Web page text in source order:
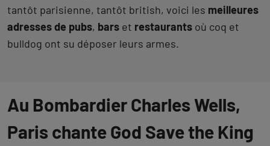
tantôt parisienne, tantôt british, voici les meilleures
adresses de pubs, bars et restaurants où coq et
bulldog ont su déposer leurs armes.
Au Bombardier Charles Wells,
Paris chante God Save the King